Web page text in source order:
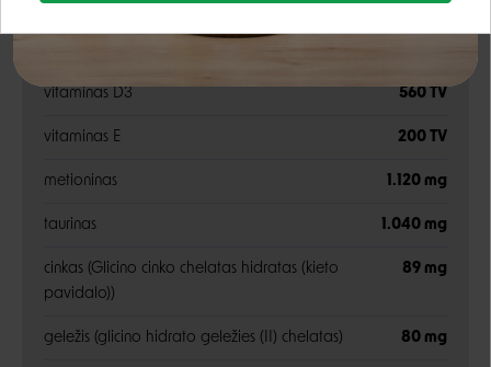
vitaminas D3 560 TV
vitaminas E 200 TV
metioninas 1.120 mg
taurinas 1.040 mg
cinkas (Glicino cinko chelatas hidratas (kieto
pavidalo))
89 mg
geležis (glicino hidrato geležies (II) chelatas) 80 mg
Rašyti atsiliepimą